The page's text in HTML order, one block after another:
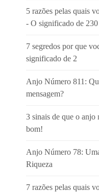
5 razões pelas quais
- O significado de 230
7 segredos por que
significado de 2
Anjo Número 811:
mensagem?
3 sinais de que o anjo
bom!
Anjo Número 78:
Riqueza
7 razões pelas quais